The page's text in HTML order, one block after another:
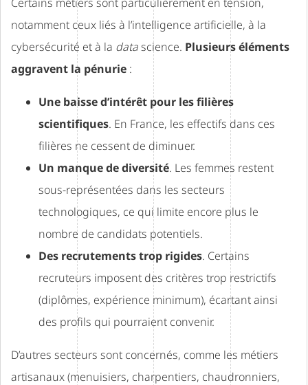
notamment ceux liés à l’intelligence artificielle, à la
cybersécurité et à la datascience. Plusieurs éléments
aggravent la pénurie :
Une baisse d’intérêt pour les filières
scientifiques. En France, les effectifs dans ces
filières ne cessent de diminuer.
Un manque de diversité. Les femmes restent
sous-représentées dans les secteurs
technologiques, ce qui limite encore plus le
nombre de candidats potentiels.
Des recrutements trop rigides. Certains
recruteurs imposent des critères trop restrictifs
(diplômes, expérience minimum), écartant ainsi
des profils qui pourraient convenir.
D’autres secteurs sont concernés, comme les métiers
artisanaux (menuisiers, charpentiers, chaudronniers,